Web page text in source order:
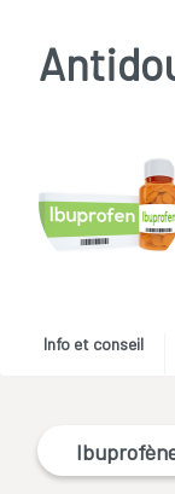
Info et conseil